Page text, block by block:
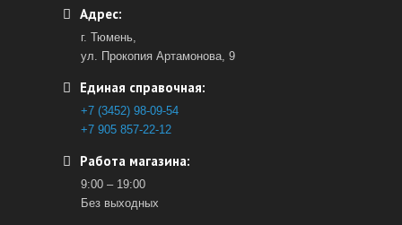
Адрес:
г. Тюмень,
ул. Прокопия Артамонова, 9
Единая справочная:
+7 (3452) 98-09-54
+7 905 857-22-12
Работа магазина:
9:00 – 19:00
Без выходных